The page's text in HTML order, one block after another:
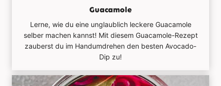
Guacamole
Lerne, wie du eine unglaublich leckere Guacamole
selber machen kannst! Mit diesem Guacamole-Rezept
zauberst du im Handumdrehen den besten Avocado-
Dip zu!